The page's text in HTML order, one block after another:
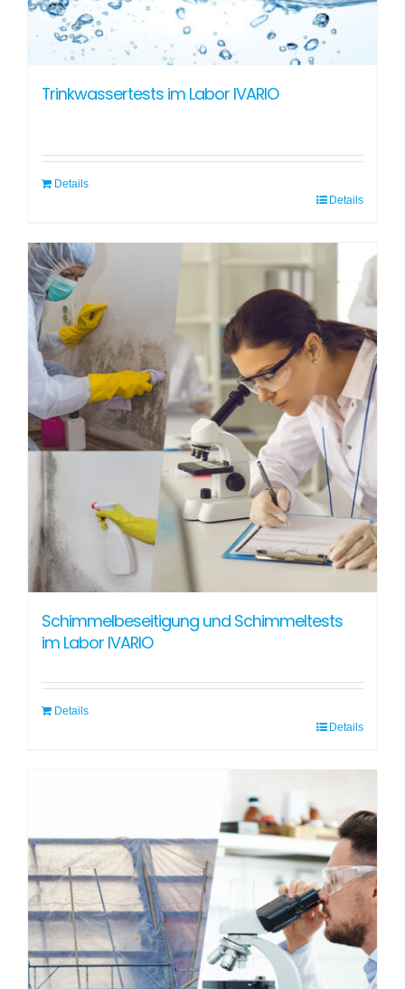
Trinkwassertests im Labor IVARIO
Details
Details
Schimmelbeseitigung und Schimmeltests
im Labor IVARIO
Details
Details